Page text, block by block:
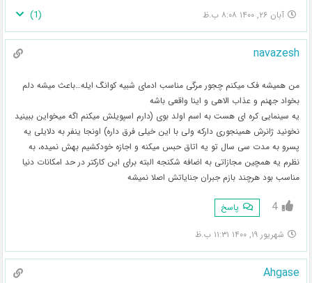
آبان ۲۶, ۱۴۰۰ ۸:۰۸ ب.ظ (
1
)
navazesh
من همیشه فک میکنم چجور مرگی مناسب ادمای شبیه کوانگ ایله…باعث میشه دلم
بخواد جهنم و عذاب الاهی و اینا واقعی باشه
یه سینمایی کره ای هست به اسم اولد بوی (دارم اسپویلش میکنم اگه میخواین ببینید
نخونید ژانرش همینجوری دارکه ولی با این خیلی فرق داره) اونجا ینفر به دلایلی یه
پسرو به مدت سی سال تو یه اتاق حبس میکنه و اجازه خودکشیم بهش نمیده، به
نظرم یه همچین مجازاتی به اضافه شکنجه البته برای این کارکتر در حد امکانات دنیا
مناسب بود هرچند بازم جبران جنایاتش اصلا نمیشه
4 پاسخ
شهریور ۱۹, ۱۴۰۰ ۱۱:۳۱ ب.ظ
Ahgase